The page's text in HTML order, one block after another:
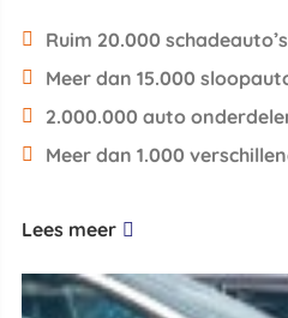
Ruim 20.000 schadeauto’s
Meer dan 15.000
2.000.000 auto
Meer dan 1.000
Lees meer